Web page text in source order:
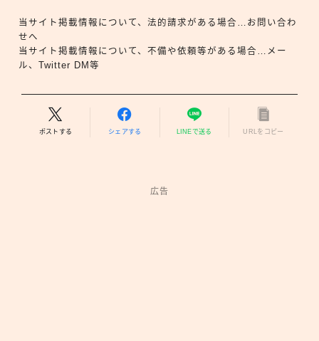
当サイト掲載情報について、法的請求がある場合…お問い合わ
せへ
当サイト掲載情報について、不備や依頼等がある場合…メー
ル、Twitter DM等
ポストする シェアする LINEで送る URLをコピー
広告